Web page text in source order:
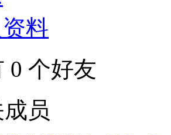
料
0 个好友
员